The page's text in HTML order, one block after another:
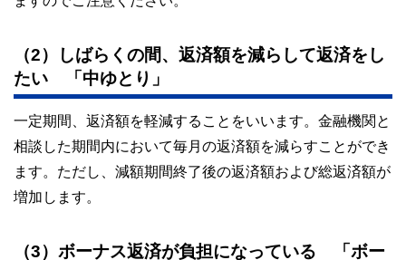
（2）しばらくの間、返済額を減らして返済をし
たい 「中ゆとり」
一定期間、返済額を軽減することをいいます。金融機関と
相談した期間内において毎月の返済額を減らすことができ
ます。ただし、減額期間終了後の返済額および総返済額が
増加します。
（3）ボーナス返済が負担になっている 「ボー